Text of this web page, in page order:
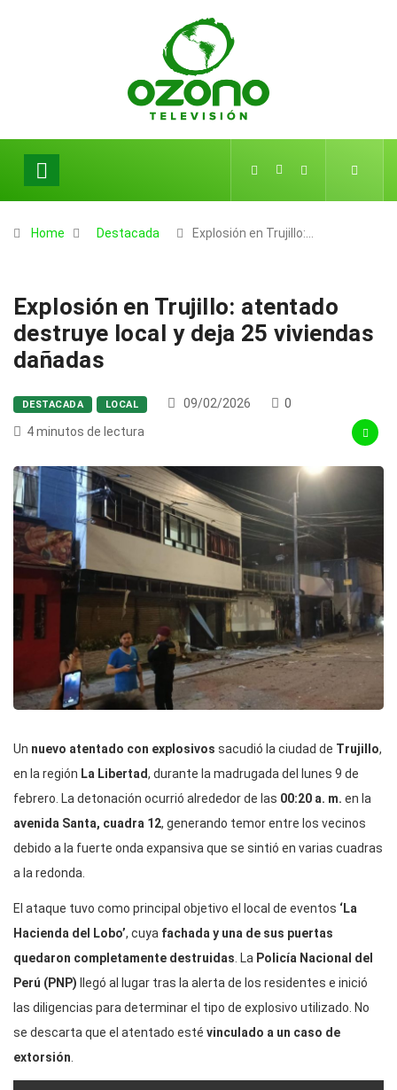
Home Destacada Explosión en Trujillo:…
Explosión en Trujillo: atentado
destruye local y deja 25 viviendas
dañadas
DESTACADA LOCAL 09/02/2026
0
4 minutos de lectura
Un nuevo atentado con explosivos sacudió la ciudad de Trujillo,
en la región La Libertad, durante la madrugada del lunes 9 de
febrero. La detonación ocurrió alrededor de las 00:20 a. m. en la
avenida Santa, cuadra 12, generando temor entre los vecinos
debido a la fuerte onda expansiva que se sintió en varias cuadras
a la redonda.
El ataque tuvo como principal objetivo el local de eventos ‘La
Hacienda del Lobo’, cuya fachada y una de sus puertas
quedaron completamente destruidas . La Policía Nacional del
Perú (PNP) llegó al lugar tras la alerta de los residentes e inició
las diligencias para determinar el tipo de explosivo utilizado. No
se descarta que el atentado esté vinculado a un caso de
extorsión